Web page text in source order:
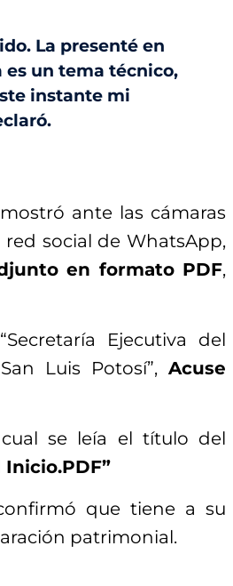
La presenté en
es un tema técnico,
instante mi
ante las cámaras
social de WhatsApp,
en formato PDF,
Ejecutiva del
Luis Potosí”, Acuse
se leía el título del
que tiene a su
patrimonial.